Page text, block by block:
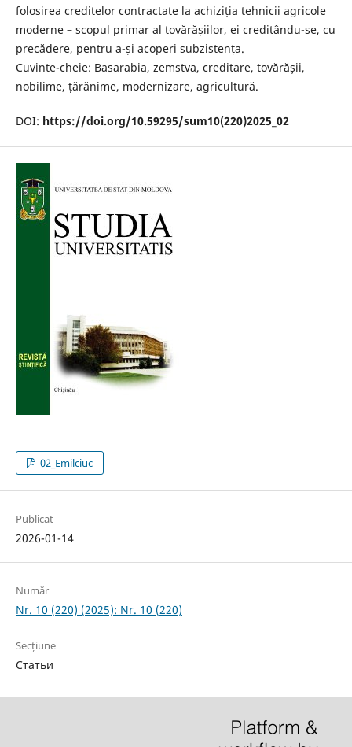
folosirea creditelor contractate la achiziția tehnicii agricole
moderne – scopul primar al tovărășiilor, ei creditându-se, cu
precădere, pentru a-și acoperi subzistența.
Cuvinte-cheie: Basarabia, zemstva, creditare, tovărășii,
nobilime, țărănime, modernizare, agricultură.
DOI: https://doi.org/10.59295/sum10(220)2025_02
02_Emilciuc
Publicat
2026-01-14
Număr
Nr. 10 (220) (2025): Nr. 10 (220)
Secțiune
Статьи